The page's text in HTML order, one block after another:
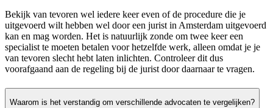
Bekijk van tevoren wel iedere keer even of de procedure die je
uitgevoerd wilt hebben wel door een jurist in Amsterdam uitgevoerd
kan en mag worden. Het is natuurlijk zonde om twee keer een
specialist te moeten betalen voor hetzelfde werk, alleen omdat je je
van tevoren slecht hebt laten inlichten. Controleer dit dus
voorafgaand aan de regeling bij de jurist door daarnaar te vragen.
Waarom is het verstandig om verschillende advocaten te vergelijken?